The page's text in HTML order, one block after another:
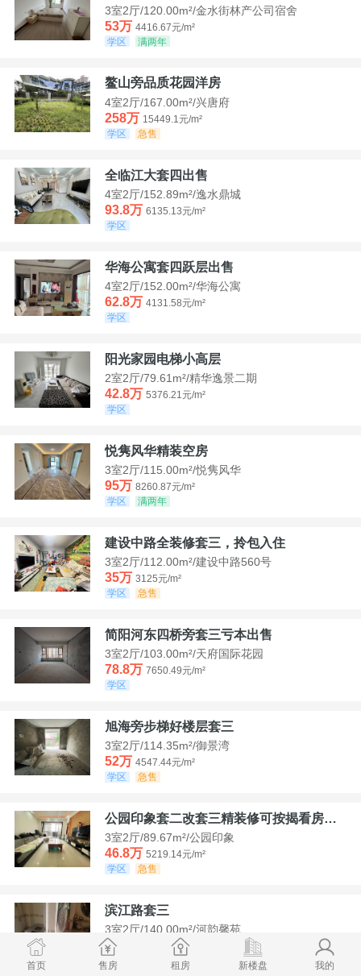
3室2厅/120.00m²/金水街林产公司宿舍
53万 4416.67元/m²
学区
满两年
鳌山旁品质花园洋房
4室2厅/167.00m²/兴唐府
258万 15449.1元/m²
学区
急售
全临江大套四出售
4室2厅/152.89m²/逸水鼎城
93.8万 6135.13元/m²
学区
华海公寓套四跃层出售
4室2厅/152.00m²/华海公寓
62.8万 4131.58元/m²
学区
阳光家园电梯小高层
2室2厅/79.61m²/精华逸景二期
42.8万 5376.21元/m²
学区
悦隽风华精装空房
3室2厅/115.00m²/悦隽风华
95万 8260.87元/m²
学区
满两年
建设中路全装修套三，拎包入住
3室2厅/112.00m²/建设中路560号
35万 3125元/m²
学区
急售
简阳河东四桥旁套三亏本出售
3室2厅/103.00m²/天府国际花园
78.8万 7650.49元/m²
学区
旭海旁步梯好楼层套三
3室2厅/114.35m²/御景湾
52万 4547.44元/m²
学区
急售
公园印象套二改套三精装修可按揭看房方便
3室2厅/89.67m²/公园印象
46.8万 5219.14元/m²
学区
急售
滨江路套三
3室2厅/140.00m²/河韵馨苑
42万
3000元/m²
学区
首页 售房 租房 新楼盘 我的